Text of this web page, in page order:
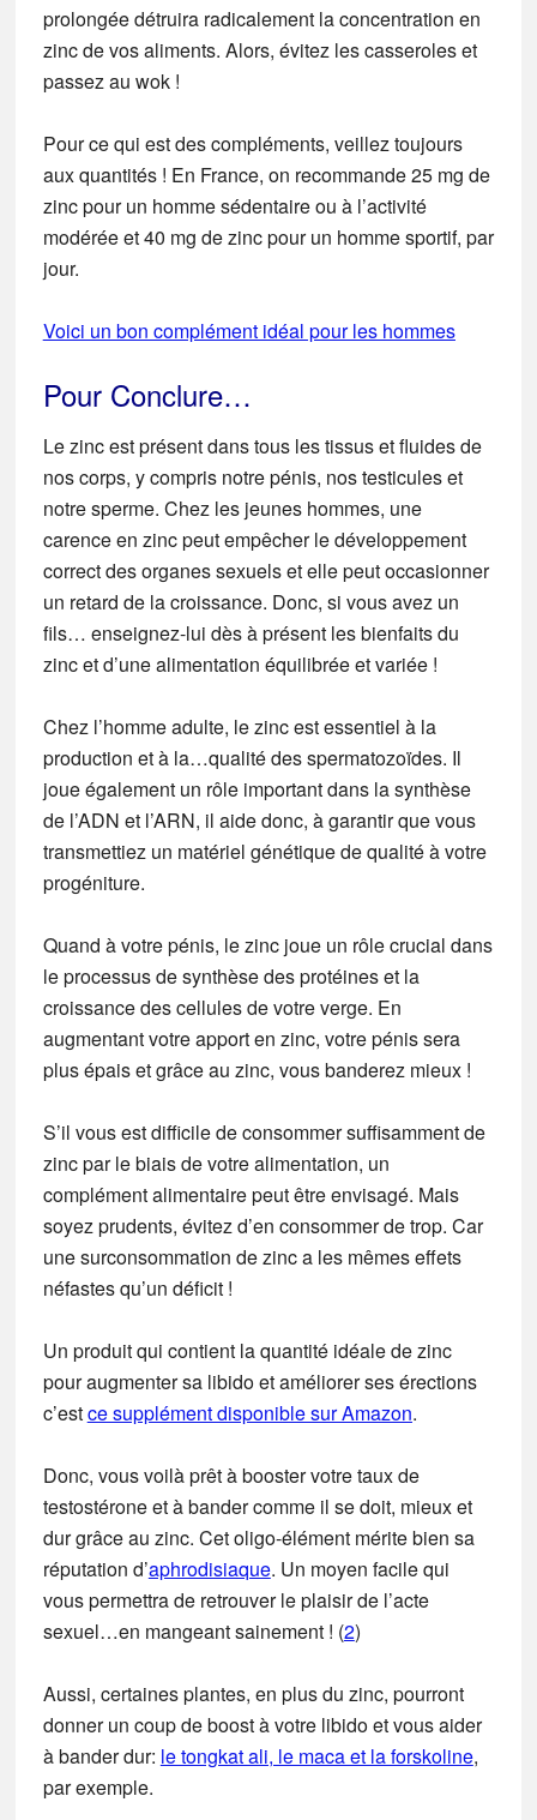
prolongée détruira radicalement la concentration en
zinc de vos aliments. Alors, évitez les casseroles et
passez au wok !
Pour ce qui est des compléments, veillez toujours
aux quantités ! En France, on recommande 25 mg de
zinc pour un homme sédentaire ou à l’activité
modérée et 40 mg de zinc pour un homme sportif, par
jour.
Voici un bon complément idéal pour les hommes
Pour Conclure…
Le zinc est présent dans tous les tissus et fluides de
nos corps, y compris notre pénis, nos testicules et
notre sperme. Chez les jeunes hommes, une
carence en zinc peut empêcher le développement
correct des organes sexuels et elle peut occasionner
un retard de la croissance. Donc, si vous avez un
fils… enseignez-lui dès à présent les bienfaits du
zinc et d’une alimentation équilibrée et variée !
Chez l’homme adulte, le zinc est essentiel à la
production et à la…qualité des spermatozoïdes. Il
joue également un rôle important dans la synthèse
de l’ADN et l’ARN, il aide donc, à garantir que vous
transmettiez un matériel génétique de qualité à votre
progéniture.
Quand à votre pénis, le zinc joue un rôle crucial dans
le processus de synthèse des protéines et la
croissance des cellules de votre verge. En
augmentant votre apport en zinc, votre pénis sera
plus épais et grâce au zinc, vous banderez mieux !
S’il vous est difficile de consommer suffisamment de
zinc par le biais de votre alimentation, un
complément alimentaire peut être envisagé. Mais
soyez prudents, évitez d’en consommer de trop. Car
une surconsommation de zinc a les mêmes effets
néfastes qu’un déficit !
Un produit qui contient la quantité idéale de zinc
pour augmenter sa libido et améliorer ses érections
c’estce supplément disponible sur Amazon.
Donc, vous voilà prêt à booster votre taux de
testostérone et à bander comme il se doit, mieux et
dur grâce au zinc. Cet oligo-élément mérite bien sa
réputation d’aphrodisiaque. Un moyen facile qui
vous permettra de retrouver le plaisir de l’acte
sexuel…en mangeant sainement ! (2)
Aussi, certaines plantes, en plus du zinc, pourront
donner un coup de boost à votre libido et vous aider
à bander dur: le tongkat ali, le maca et la forskoline,
par exemple.